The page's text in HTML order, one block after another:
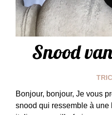
Snood
Bonjour, bonjour, Je vous
snood qui ressemble à une